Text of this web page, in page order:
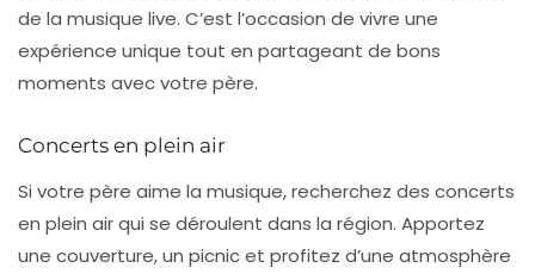
de la musique live. C’est l’occasion de vivre une
expérience unique tout en partageant de bons
moments avec votre père.
Concerts en plein air
Si votre père aime la musique, recherchez des concerts
en plein air qui se déroulent dans la région. Apportez
une couverture, un picnic et profitez d’une atmosphère